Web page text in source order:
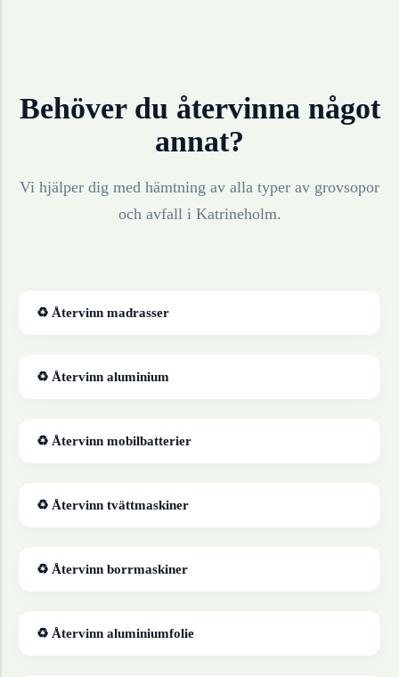
Behöver du återvinna något
annat?
Vi hjälper dig med hämtning av alla typer av grovsopor
och avfall i Katrineholm.
♻ Återvinn madrasser
♻ Återvinn aluminium
♻ Återvinn mobilbatterier
♻ Återvinn tvättmaskiner
♻ Återvinn borrmaskiner
♻ Återvinn aluminiumfolie